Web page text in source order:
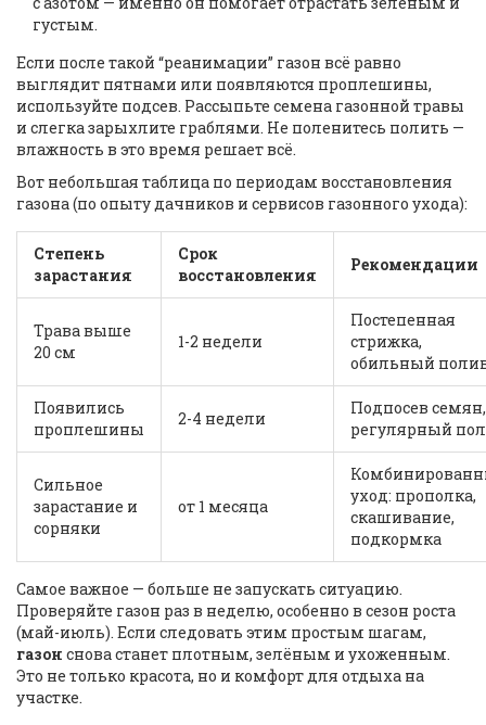
густым.
Если после такой “реанимации” газон всё равно
выглядит пятнами или появляются проплешины,
используйте подсев. Рассыпьте семена газонной травы
и слегка зарыхлите граблями. Не поленитесь полить —
влажность в это время решает всё.
Вот небольшая таблица по периодам восстановления
газона (по опыту дачников и сервисов газонного ухода):
Степень
зарастания
Срок
восстановления
Рекомендации
Трава выше
20 см
1-2 недели
Постепенная
стрижка,
обильный
Появились
проплешины
2-4 недели
Подпосев семян,
регулярный
Сильное
зарастание и
сорняки
от 1 месяца
уход: прополка,
скашивание,
подкормка
Самое важное — больше не запускать ситуацию.
Проверяйте газон раз в неделю, особенно в сезон роста
(май-июль). Если следовать этим простым шагам,
газон снова станет плотным, зелёным и ухоженным.
Это не только красота, но и комфорт для отдыха на
участке.